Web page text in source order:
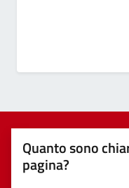
Quanto sono
pagina?